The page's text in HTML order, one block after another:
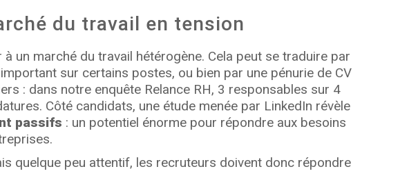
du travail en tension
un marché du travail hétérogène. Cela peut se traduire par
sur certains postes, ou bien par une pénurie de CV
: dans notre enquête Relance RH, 3 responsables sur 4
Côté candidats, une étude menée par LinkedIn révèle
passifs : un potentiel énorme pour répondre aux besoins
quelque peu attentif, les recruteurs doivent donc répondre